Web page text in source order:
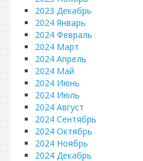
2023 Декабрь
2024 Январь
2024 Февраль
2024 Март
2024 Апрель
2024 Май
2024 Июнь
2024 Июль
2024 Август
2024 Сентябрь
2024 Октябрь
2024 Ноябрь
2024 Декабрь